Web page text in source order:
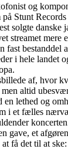
og
Stunt
solgte danske
streamet mere
fast bestanddel
i hele landet
af, hvor
altid
en lethed og
i et fælles
gave, et
få det til at